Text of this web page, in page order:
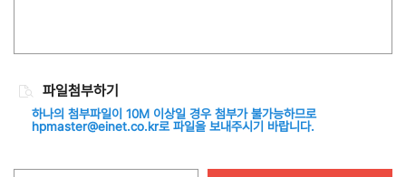
파일첨부하기
하나의 첨부파일이 10M 이상일 경우 첨부가 불가능하므로
hpmaster@einet.co.kr로 파일을 보내주시기 바랍니다.